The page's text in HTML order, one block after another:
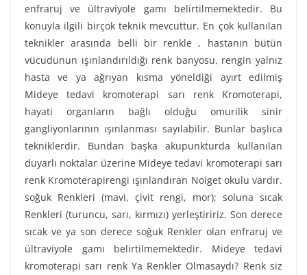
enfraruj ve ültraviyole gamı belirtilmemektedir. Bu
konuyla ilgili birçok teknik mevcuttur. En çok kullanılan
teknikler arasında belli bir renkle , hastanın bütün
vücudunun ışınlandırıldığı renk banyosu, rengin yalnız
hasta ve ya ağrıyan kısma yöneldiği ayırt edilmiş
Mideye tedavi kromoterapi sarı renk Kromoterapi,
hayati organların bağlı olduğu omurilik sinir
gangliyonlarının ışınlanması sayılabilir. Bunlar başlıca
tekniklerdir. Bundan başka akupunkturda kullanılan
duyarlı noktalar üzerine Mideye tedavi kromoterapi sarı
renk Kromoterapirengi ışınlandıran Noiget okulu vardır.
soğuk Renkleri (mavi, çivit rengi, mor); soluna sıcak
Renkleri (turuncu, sarı, kırmızı) yerleştiririz. Son derece
sıcak ve ya son derece soğuk Renkler olan enfraruj ve
ültraviyole gamı belirtilmemektedir. Mideye tedavi
kromoterapi sarı renk Ya Renkler Olmasaydı? Renk siz